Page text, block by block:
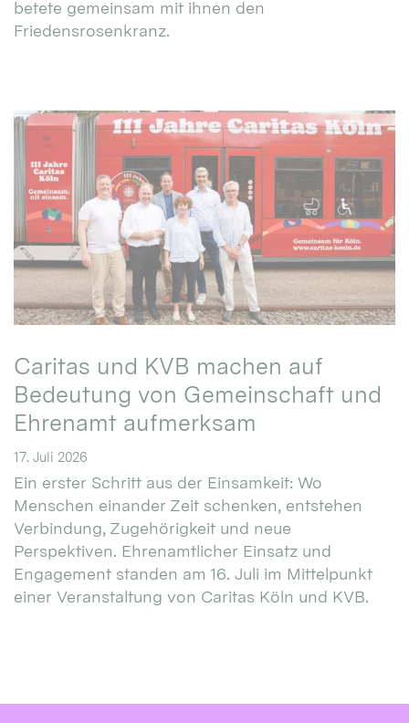
betete gemeinsam mit ihnen den
Friedensrosenkranz.
Caritas und KVB machen auf
Bedeutung von Gemeinschaft und
Ehrenamt aufmerksam
17. Juli 2026
Ein erster Schritt aus der Einsamkeit: Wo
Menschen einander Zeit schenken, entstehen
Verbindung, Zugehörigkeit und neue
Perspektiven. Ehrenamtlicher Einsatz und
Engagement standen am 16. Juli im Mittelpunkt
einer Veranstaltung von Caritas Köln und KVB.